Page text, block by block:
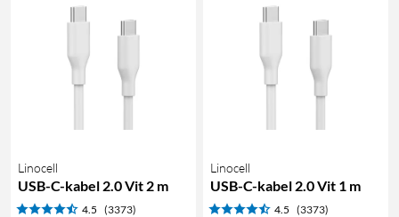
Linocell
USB-C-kabel 2.0 Vit 2 m
4.5 (3373)
Linocell
USB-C-kabel 2.0 Vit 1 m
4.5 (3373)